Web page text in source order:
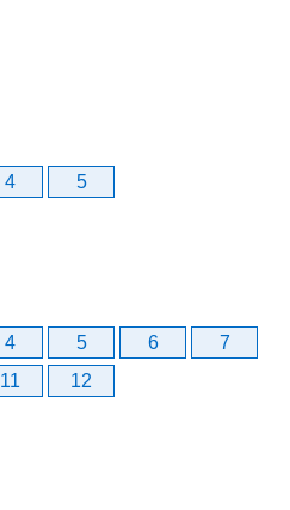
4 5
4 5 6
7
11 12